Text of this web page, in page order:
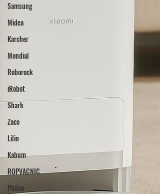
Samsung
Midea
Karcher
Mondial
Roborock
iRobot
Shark
Zaco
Lilin
Kabum
ROPVACNIC
Philco